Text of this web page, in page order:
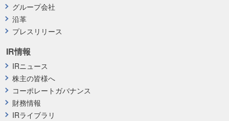
グループ会社
沿革
プレスリリース
IR情報
IRニュース
株主の皆様へ
コーポレートガバナンス
財務情報
IRライブラリ